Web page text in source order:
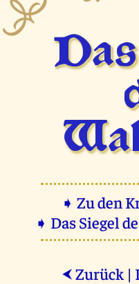
➧ Zu den
➧ Das Siegel
⮜ Zurück |